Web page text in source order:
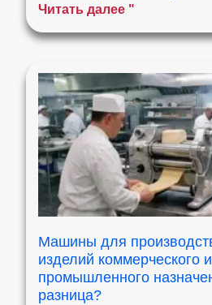
Читать далее "
Машины для
изделий коммерческого и
промышленного
разница?